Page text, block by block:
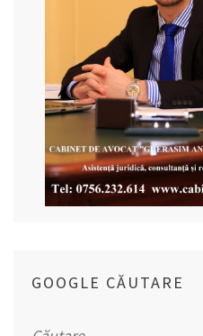
GOOGLE CĂUTARE